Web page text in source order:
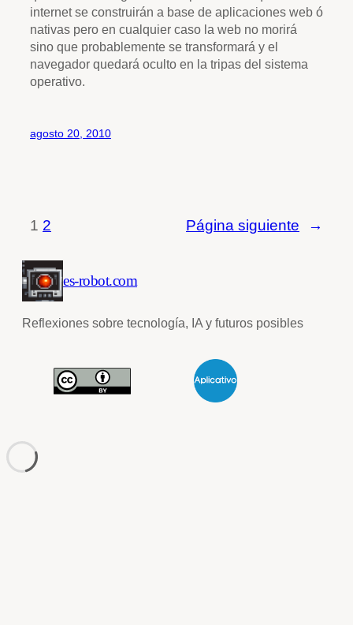
internet se construirán a base de aplicaciones web ó
nativas pero en cualquier caso la web no morirá
sino que probablemente se transformará y el
navegador quedará oculto en la tripas del sistema
operativo.
agosto 20, 2010
1 2 Página siguiente →
es-robot.com
Reflexiones sobre tecnología, IA y futuros posibles